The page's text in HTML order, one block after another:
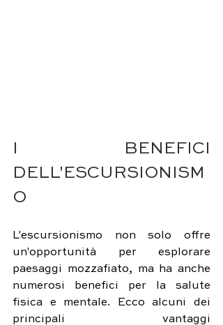
I BENEFICI
DELL'ESCURSIONISM
O
L'escursionismo non solo offre
un'opportunità per esplorare
paesaggi mozzafiato, ma ha anche
numerosi benefici per la salute
fisica e mentale. Ecco alcuni dei
principali vantaggi